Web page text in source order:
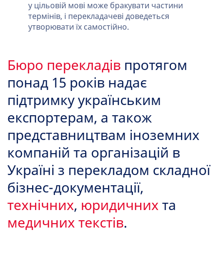
у цільовій мові може бракувати частини
термінів, і перекладачеві доведеться
утворювати їх самостійно.
Бюро перекладів протягом
понад 15 років надає
підтримку українським
експортерам, а також
представництвам іноземних
компаній та організацій в
Україні з перекладом складної
бізнес-документації,
технічних, юридичних та
медичних текстів.